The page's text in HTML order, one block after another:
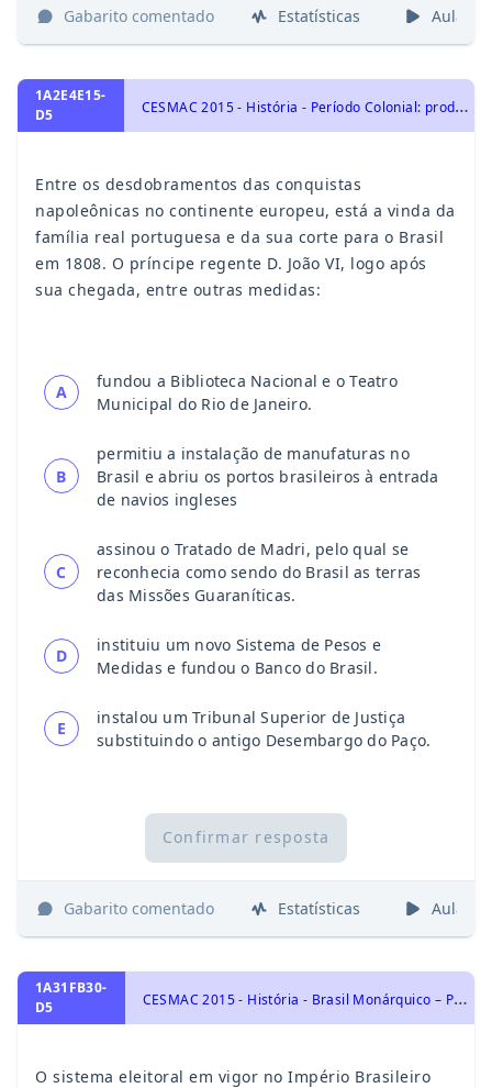
Gabarito comentado Estatísticas Aulas
1A2E4E15-
D5
C
ESMAC 2015 - História - Período Colonial: produção de riqueza e escravismo, História do Brasil
Entre os desdobramentos das conquistas
napoleônicas no continente europeu, está a vinda da
família real portuguesa e da sua corte para o Brasil
em 1808. O príncipe regente D. João VI, logo após
sua chegada, entre outras medidas:
A
fundou a Biblioteca Nacional e o Teatro
Municipal do Rio de Janeiro.
B
permitiu a instalação de manufaturas no
Brasil e abriu os portos brasileiros à entrada
de navios ingleses
C
assinou o Tratado de Madri, pelo qual se
reconhecia como sendo do Brasil as terras
das Missões Guaraníticas.
D
instituiu um novo Sistema de Pesos e
Medidas e fundou o Banco do Brasil.
E
instalou um Tribunal Superior de Justiça
substituindo o antigo Desembargo do Paço.
Confirmar resposta
Gabarito comentado Estatísticas Aulas
1A31FB30-
D5
C
ESMAC 2015 - História - Brasil Monárquico – Primeiro Reinado 1822- 1831, História do Brasil, Brasil Monárquico – Segundo Reinado 1831- 1889
O sistema eleitoral em vigor no Império Brasileiro